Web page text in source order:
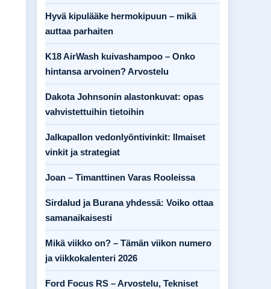
Hyvä kipulääke hermokipuun – mikä
auttaa parhaiten
K18 AirWash kuivashampoo – Onko
hintansa arvoinen? Arvostelu
Dakota Johnsonin alastonkuvat: opas
vahvistettuihin tietoihin
Jalkapallon vedonlyöntivinkit: Ilmaiset
vinkit ja strategiat
Joan – Timanttinen Varas Rooleissa
Sirdalud ja Burana yhdessä: Voiko ottaa
samanaikaisesti
Mikä viikko on? – Tämän viikon numero
ja viikkokalenteri 2026
Ford Focus RS – Arvostelu, Tekniset